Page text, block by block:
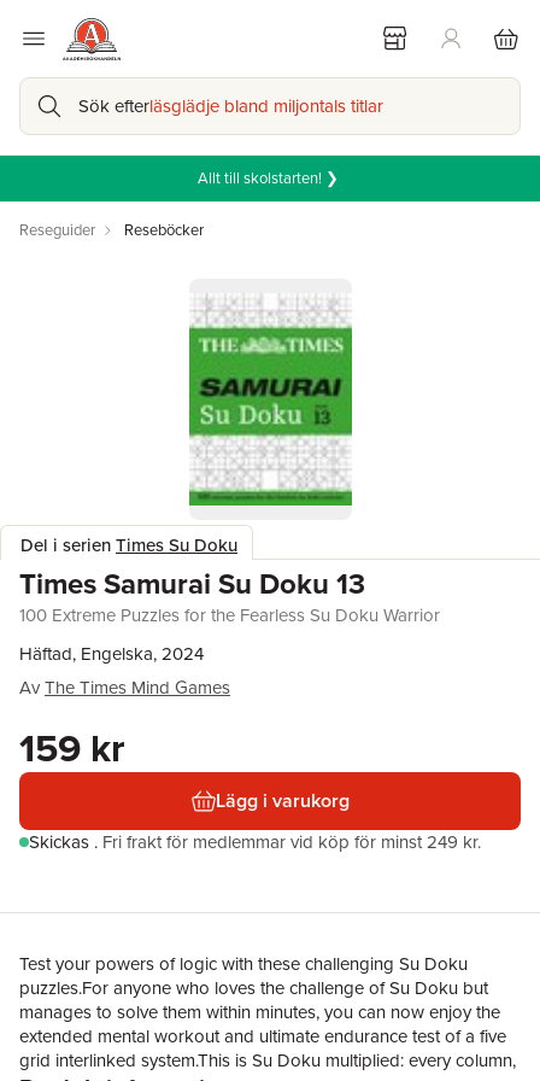
Sök efterläsglädje bland miljontals titlar
Allt till skolstarten! ❯
Reseguider Reseböcker
Del i serienTimes Su Doku
Times Samurai Su Doku 13
100 Extreme Puzzles for the Fearless Su Doku Warrior
Häftad, Engelska, 2024
AvThe Times Mind Games
159 kr
Lägg i varukorg
Skickas . Fri frakt för medlemmar vid köp för minst 249 kr.
Test your powers of logic with these challenging Su Doku
puzzles.For anyone who loves the challenge of Su Doku but
manages to solve them within minutes, you can now enjoy the
extended mental workout and ultimate endurance test of a five
grid interlinked system.This is Su Doku multiplied: every column,